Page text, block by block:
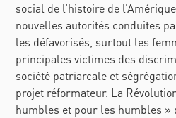
social de l’histoire de
nouvelles autorités conduites
les défavorisés, surtout les
principales victimes des
société patriarcale et
projet réformateur. La
humbles et pour les humbles »